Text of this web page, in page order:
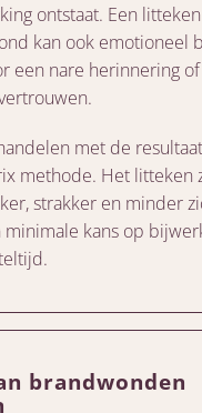
ontstaat. Een
kan ook emotioneel
een nare herinnering
met de
methode. Het litteken
strakker en minder
kans op
brandwonden